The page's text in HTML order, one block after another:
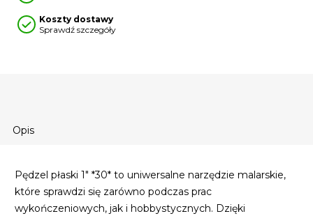
Opis
Pędzel płaski 1" *30* to uniwersalne narzędzie malarskie,
które sprawdzi się zarówno podczas prac
wykończeniowych, jak i hobbystycznych. Dzięki
Koszty dostawy
Sprawdź szczegóły